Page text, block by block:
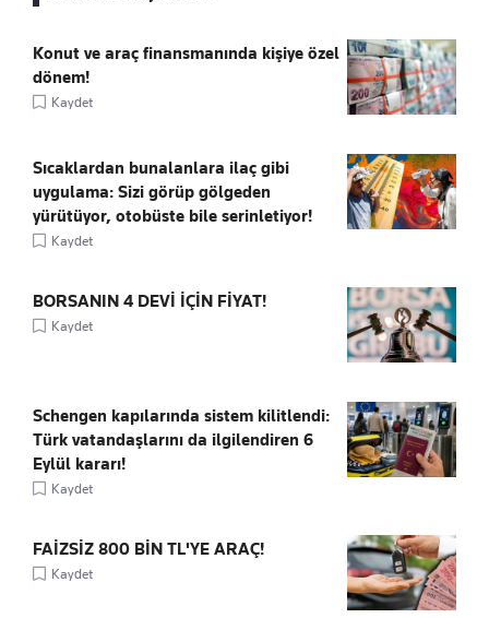
Konut ve araç finansmanında kişiye özel
dönem!
Kaydet
Sıcaklardan bunalanlara ilaç gibi
uygulama: Sizi görüp gölgeden
yürütüyor, otobüste bile serinletiyor!
Kaydet
BORSANIN 4 DEVİ İÇİN FİYAT!
Kaydet
Schengen kapılarında sistem kilitlendi:
Türk vatandaşlarını da ilgilendiren 6
Eylül kararı!
Kaydet
FAİZSİZ 800 BİN TL'YE ARAÇ!
Kaydet